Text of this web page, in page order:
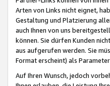
Arten von Links nicht eignet,
Gestaltung und Platzierung
auch Ihnen von uns
können. Sie dürfen Kunden
aus aufgerufen werden. Sie
Format erscheint) als
Auf Ihren Wunsch, jedoch